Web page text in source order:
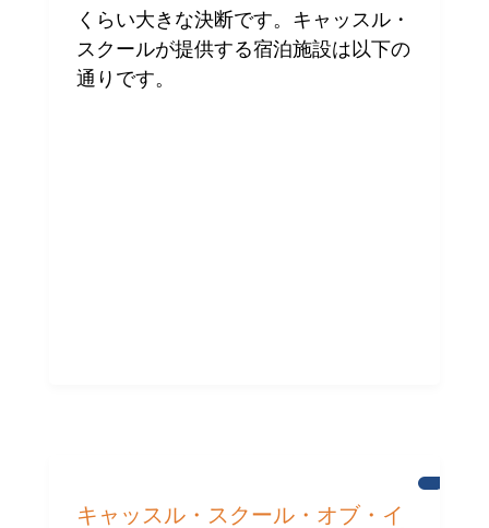
くらい大きな決断です。キャッスル・
スクールが提供する宿泊施設は以下の
通りです。
ニ
キャッスル・スクール・オブ・イ